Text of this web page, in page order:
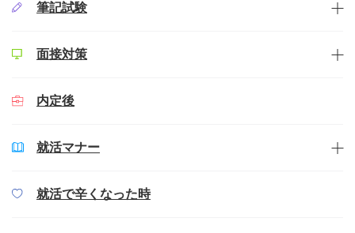
筆記試験
面接対策
内定後
就活マナー
就活で辛くなった時